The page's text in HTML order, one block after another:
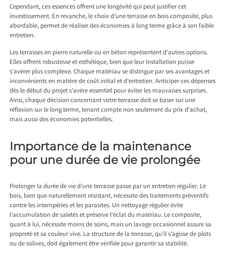
Cependant, ces essences offrent une longévité qui peut justifier cet
investissement. En revanche, le choix d’une terrasse en bois composite, plus
abordable, permet de réaliser des économies à long terme grâce à son faible
entretien.
Les terrasses en pierre naturelle ou en béton représentent d’autres options.
Elles offrent robustesse et esthétique, bien que leur installation puisse
s’avérer plus complexe. Chaque matériau se distingue par ses avantages et
inconvénients en matière de coût initial et d’entretien. Anticiper ces dépenses
dès le début du projet s’avère essentiel pour éviter les mauvaises surprises.
Ainsi, chaque décision concernant votre terrasse doit se baser sur une
réflexion sur le long terme, tenant compte non seulement du prix d’achat,
mais aussi des économies potentielles.
Importance de la maintenance
pour une durée de vie prolongée
Prolonger la durée de vie d’une terrasse passe par un entretien régulier. Le
bois, bien que naturellement résistant, nécessite des traitements préventifs
contre les intempéries et les parasites. Un nettoyage régulier évite
l’accumulation de saletés et préserve l’éclat du matériau. Le composite,
quant à lui, nécessite moins de soins, mais un lavage occasionnel assure sa
propreté et sa couleur vive. La structure de la terrasse, qu’il s’agisse de plots
ou de solives, doit également être vérifiée pour garantir sa stabilité.